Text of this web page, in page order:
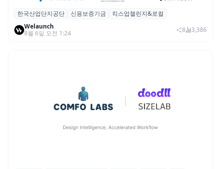
산단공·신보, 2026 ‘킥스업 챌린지&로컬’ 참
여 스타트업 모집
한국산업단지공단 신용보증기금
킥스업챌린지&로컬
Welaunch
8월 6일 오전 1:24
8 3,386